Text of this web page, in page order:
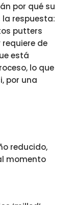
por qué su
respuesta:
putters
de
está
lo que
por una
reducido,
momento